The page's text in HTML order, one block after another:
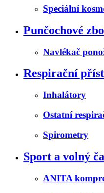
Speciální
Punčochové
Navlékač
Respirační
Inhalátory
Ostatní
Spirometry
Sport a volný
ANITA